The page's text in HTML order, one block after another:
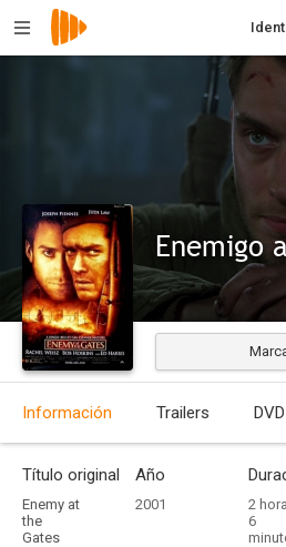
Enemigo
Información Trailers
Título original
Enemy at
the
Gates
Año
2001
2
6